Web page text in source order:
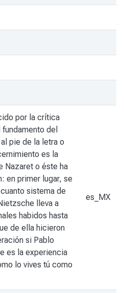
por la crítica
del
pie de la letra o
es la
Nazaret o éste ha
en primer lugar, se
sistema de
lleva a
habidos hasta
de ella hicieron
si Pablo
es la experiencia
lo vives tú como
es_MX